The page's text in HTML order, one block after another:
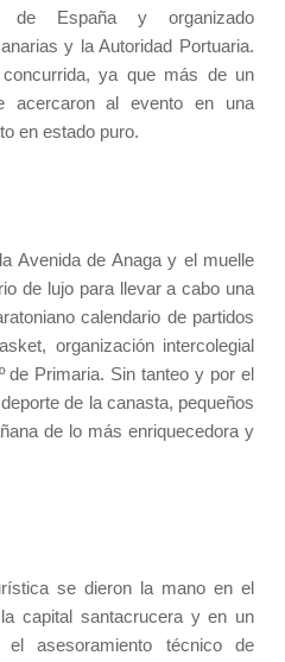
España y organizado
y la Autoridad Portuaria.
ya que más de un
acercaron al evento en una
en estado puro.
Avenida de Anaga y el muelle
de lujo para llevar a cabo una
calendario de partidos
organización intercolegial
de Primaria. Sin tanteo y por el
de la canasta, pequeños
de lo más enriquecedora y
se dieron la mano en el
capital santacrucera y en un
asesoramiento técnico de